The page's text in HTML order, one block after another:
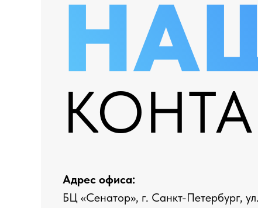
Адрес офиса:
БЦ «Сенатор», г. Санкт-Петербург,